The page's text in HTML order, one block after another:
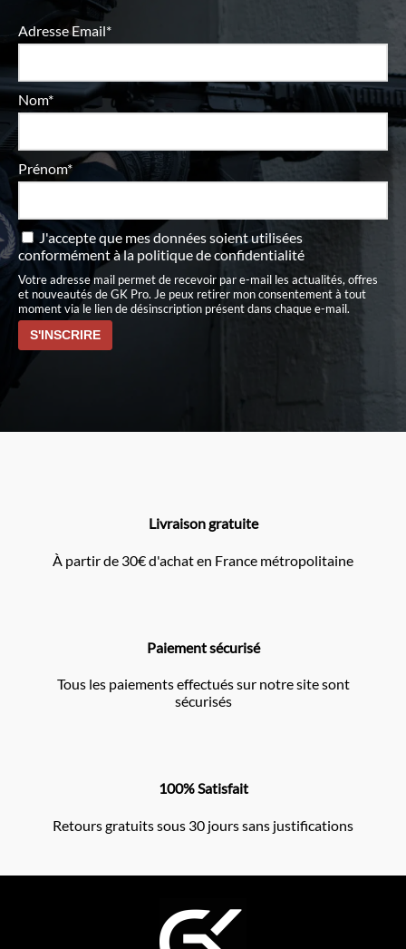
Adresse Email*
Nom*
Prénom*
J'accepte que mes données soient utilisées
conformément àla politique de confidentialité
Votre adresse mail permet de recevoir par e-mail les actualités, offres
et nouveautés de GK Pro. Je peux retirer mon consentement à tout
moment via le lien de désinscription présent dans chaque e-mail.
Livraison gratuite
À partir de 30€ d'achat en France métropolitaine
Paiement sécurisé
Tous les paiements effectués sur notre site sont
sécurisés
100% Satisfait
Retours gratuits sous 30 jours sans justifications